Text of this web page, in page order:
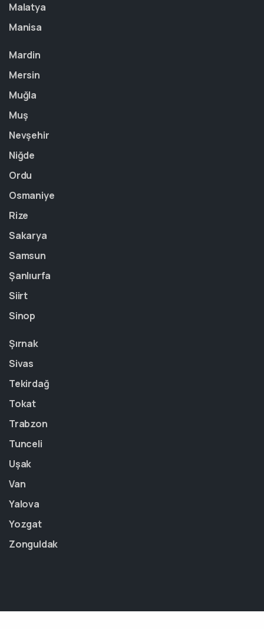
Malatya
Manisa
Mardin
Mersin
Muğla
Muş
Nevşehir
Niğde
Ordu
Osmaniye
Rize
Sakarya
Samsun
Şanlıurfa
Siirt
Sinop
Şırnak
Sivas
Tekirdağ
Tokat
Trabzon
Tunceli
Uşak
Van
Yalova
Yozgat
Zonguldak